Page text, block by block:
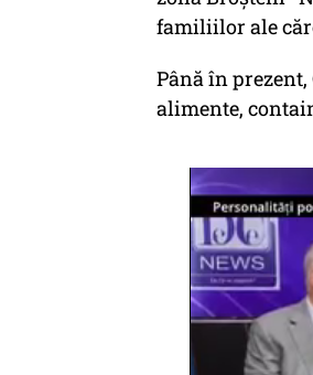
familiilor ale
Până în
alimente,